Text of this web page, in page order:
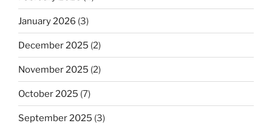
January 2026 (3)
December 2025 (2)
November 2025 (2)
October 2025 (7)
September 2025 (3)